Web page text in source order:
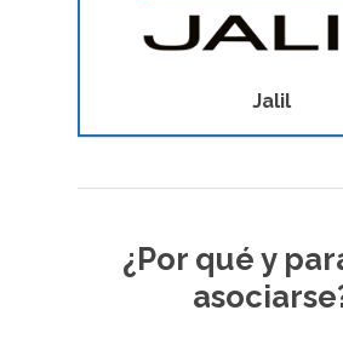
Jalil
¿Por qué y